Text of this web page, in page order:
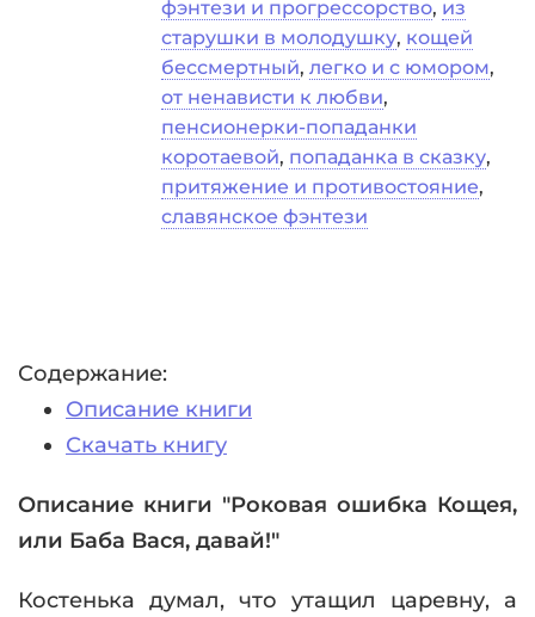
фэнтези и прогрессорство, из
старушки в молодушку, кощей
бессмертный, легко и с юмором,
от ненависти к любви,
пенсионерки-попаданки
коротаевой, попаданка в сказку,
притяжение и противостояние,
славянское фэнтези
Содержание:
Описание книги
Скачать книгу
Описание книги "Роковая ошибка Кощея,
или Баба Вася, давай!"
Костенька думал, что утащил царевну, а